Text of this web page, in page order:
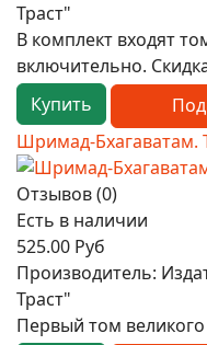
Траст"
В комплект входят
включительно.
Купить
Шримад-Бхагаватам.
Отзывов (0)
Есть в наличии
525.00 Руб
Производитель:
Траст"
Первый том